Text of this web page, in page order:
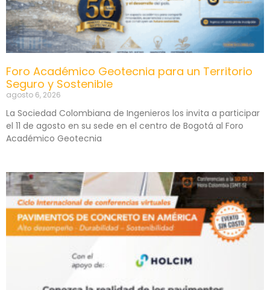
Foro Académico Geotecnia para un Territorio
Seguro y Sostenible
agosto 6, 2026
La Sociedad Colombiana de Ingenieros los invita a participar
el 11 de agosto en su sede en el centro de Bogotá al Foro
Académico Geotecnia